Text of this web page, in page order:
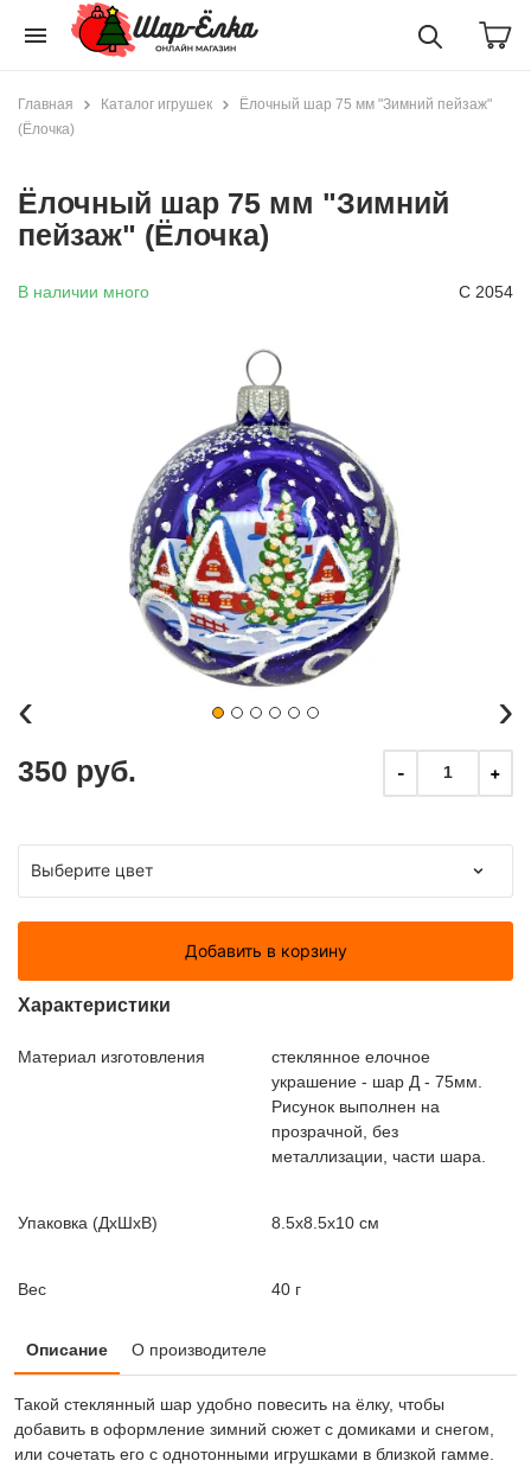
menu
Главная Каталог игрушек
Ёлочный шар 75 мм "Зимний пейзаж"
(Ёлочка)
Ёлочный шар 75 мм "Зимний
пейзаж" (Ёлочка)
В наличии много С 2054
‹ ›
350 руб. - 1 +
Добавить в корзину
Характеристики
Материал изготовления
стеклянное елочное
украшение - шар Д - 75мм.
Рисунок выполнен на
прозрачной, без
металлизации, части шара.
Упаковка (ДxШxВ) 8.5x8.5x10 см
Вес 40 г
Описание О производителе
Такой стеклянный шар удобно повесить на ёлку, чтобы
добавить в оформление зимний сюжет с домиками и снегом,
или сочетать его с однотонными игрушками в близкой гамме.